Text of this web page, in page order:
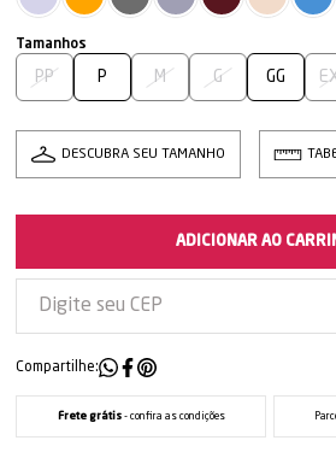
PP P M G GG
DESCUBRA SEU TAMANHO
ADICIONAR AO
Compartilhe:
Frete grátis- confira as condições